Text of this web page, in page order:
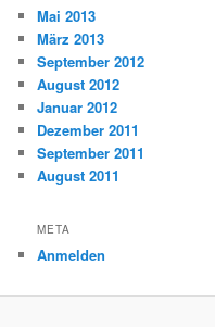
Mai 2013
März 2013
September 2012
August 2012
Januar 2012
Dezember 2011
September 2011
August 2011
META
Anmelden